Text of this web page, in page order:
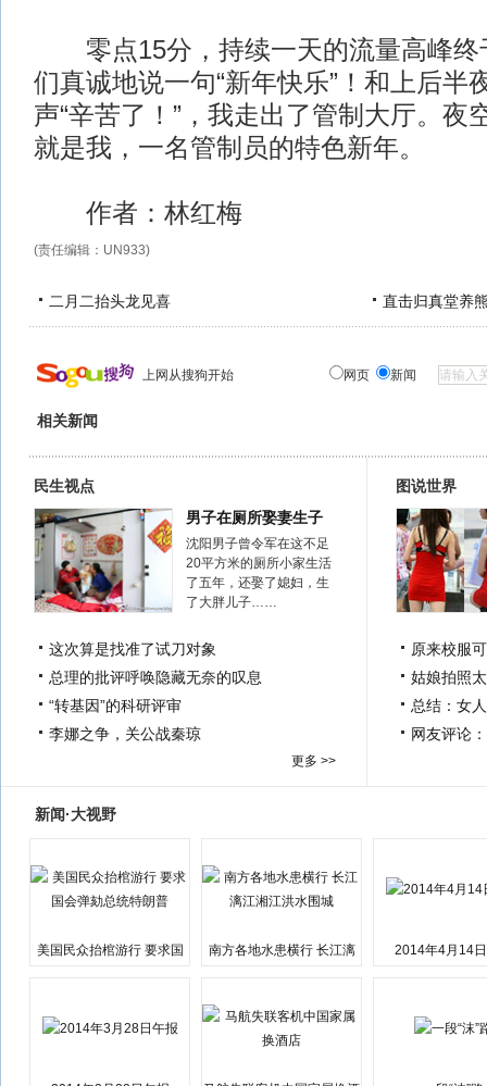
零点15分，持续一天的流量高峰终
们真诚地说一句“新年快乐”！和上后半
声“辛苦了！”，我走出了管制大厅。夜
就是我，一名管制员的特色新年。
作者：林红梅
(责任编辑：UN933)
二月二抬头龙见喜 直击归真堂养
上网从搜狗开始 网页 新闻
相关新闻
民生视点
男子在厕所娶妻生子
沈阳男子曾令军在这不足
20平方米的厕所小家生活
了五年，还娶了媳妇，生
了大胖儿子……
这次算是找准了试刀对象
总理的批评呼唤隐藏无奈的叹息
“转基因”的科研评审
李娜之争，关公战秦琼
更多 >>
图说世界
原来校服
姑娘拍照
总结：女
网友评论
新闻·大视野
美国民众抬棺游行 要求国
南方各地水患横行 长江漓
2014年4月14